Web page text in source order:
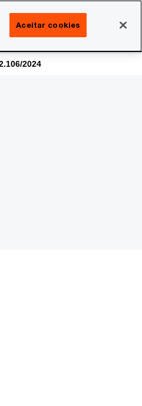
2024
Aceitar cookies